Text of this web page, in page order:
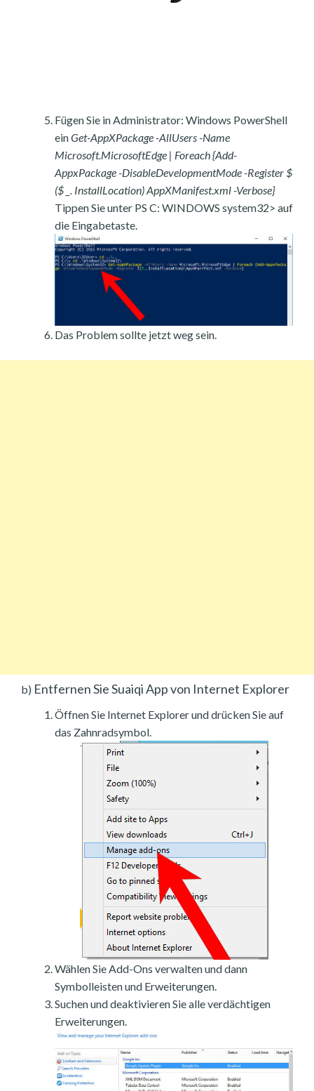
Fügen Sie in Administrator: Windows PowerShell
einGet-AppXPackage -AllUsers -Name
Microsoft.MicrosoftEdge | Foreach {Add-
AppxPackage -DisableDevelopmentMode -Register $
($ _. InstallLocation) AppXManifest.xml -Verbose}
Tippen Sie unter PS C: WINDOWS system32> auf
die Eingabetaste.
Das Problem sollte jetzt weg sein.
b) Entfernen Sie Suaiqi App von Internet Explorer
Öffnen Sie Internet Explorer und drücken Sie auf
das Zahnradsymbol.
Wählen Sie Add-Ons verwalten und dann
Symbolleisten und Erweiterungen.
Suchen und deaktivieren Sie alle verdächtigen
Erweiterungen.